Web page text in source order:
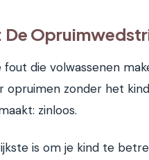
De
die volwassenen
opruimen zonder het
zinloos.
is om je kind te